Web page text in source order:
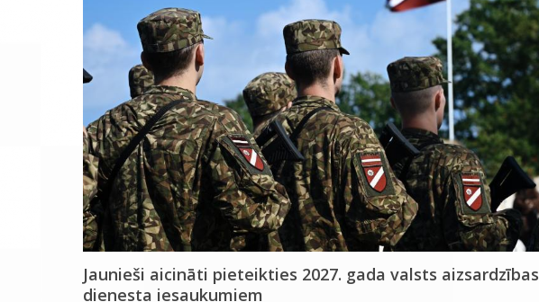
Jaunieši aicināti pieteikties 2027. gada valsts aizsardzības
dienesta iesaukumiem